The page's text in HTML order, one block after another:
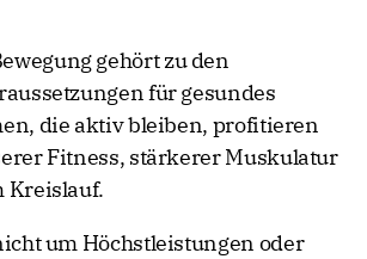
gehört zu den
für gesundes
die aktiv bleiben, profitieren
Fitness, stärkerer Muskulatur
Kreislauf.
um Höchstleistungen oder